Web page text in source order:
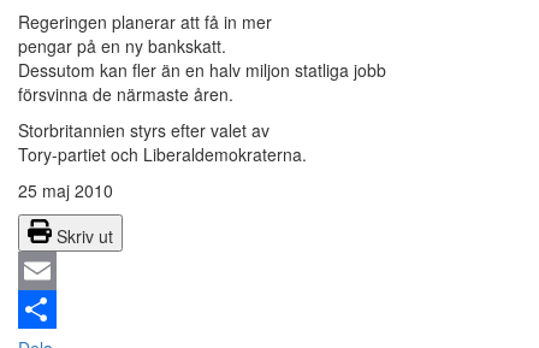
Regeringen planerar att få in mer
pengar på en ny bankskatt.
Dessutom kan fler än en halv miljon statliga jobb
försvinna de närmaste åren.
Storbritannien styrs efter valet av
Tory-partiet och Liberaldemokraterna.
25 maj 2010
Skriv ut
Email